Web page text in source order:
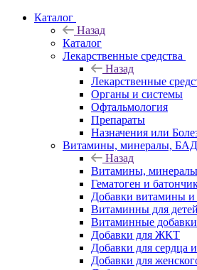
Каталог
Назад
Каталог
Лекарственные средства
Назад
Лекарственные
Органы и системы
Офтальмология
Препараты
Назначения или
Витамины, минералы, БАД
Назад
Витамины,
Гематоген и
Добавки витамины
Витаминны для
Витаминные добавки
Добавки для ЖКТ
Добавки для сердца
Добавки для